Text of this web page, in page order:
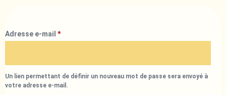
Adresse e-mail *
Un lien permettant de définir un nouveau mot de passe sera envoyé à
votre adresse e-mail.